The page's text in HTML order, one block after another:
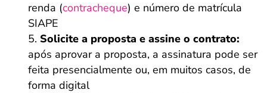
renda (contracheque) e número de matrícula
SIAPE
Solicite a proposta e assine o contrato:
após aprovar a proposta, a assinatura pode ser
feita presencialmente ou, em muitos casos, de
forma digital